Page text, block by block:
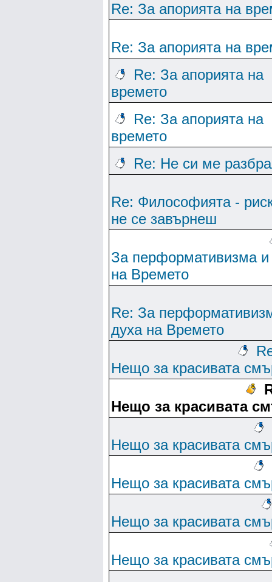
Re: За апорията на
Re: За апорията на
Re: За апорията на
времето
Re: За апорията на
времето
Re: Не си ме
Re: Философията -
не се завърнеш
За перформативизма и
на Времето
Re: За
духа на Времето
Нещо за красивата
Нещо за красивата
Нещо за красивата
Нещо за красивата
Нещо за красивата
Нещо за красивата